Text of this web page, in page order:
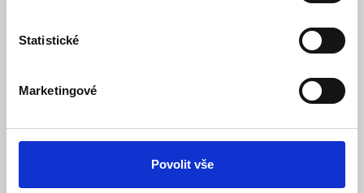
Statistické
Marketingové
Povolit vše